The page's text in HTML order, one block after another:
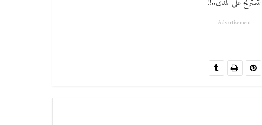
لتستَريحَ علَى المدَى..!!
- Advertisement -